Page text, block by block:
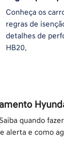
Conheça os
regras de
detalhes de
HB20.
quando
alerta e como